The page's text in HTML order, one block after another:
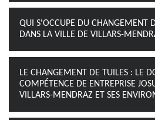
QUI S'OCCUPE DU CHANGEMENT
DANS LA VILLE DE VILLARS-
LE CHANGEMENT DE TUILES : LE
COMPÉTENCE DE ENTREPRISE
VILLARS-MENDRAZ ET SES